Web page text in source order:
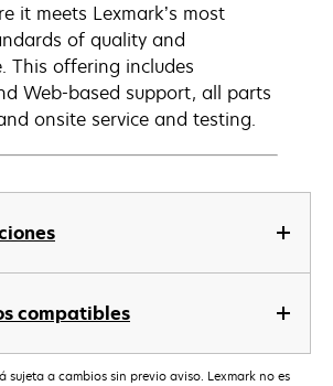
compatibles
it meets Lexmark’s most
of quality and
This offering includes
Web-based support, all parts
onsite service and testing.
sujeta a cambios sin previo aviso. Lexmark no es